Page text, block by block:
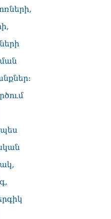
Բաքվի վերաքննիչ
դատարանն անփոփոխ է
06.08.2026
ՌԴ-ի և Հայաստանի միջև
ապրանքաշրջանառությունը
կտրուկ նվազում է․
Օվերչուկ
քննարկում են
Ռուսաստանի գլխավոր
հյուպատոսության
բացումը Կապանում
06.08.2026
դшնшկшհшրվшծ 30-ամյա